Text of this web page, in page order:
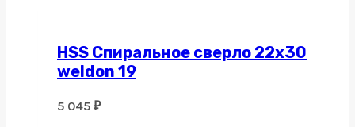
HSS Спиральное сверло 22х30
weldon 19
5 045 ₽